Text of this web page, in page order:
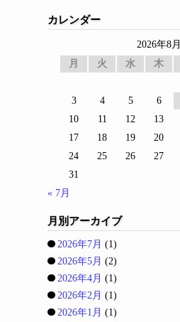
カレンダー
2026年8月
月
火 水 木
3
4 5 6
10
11 12 13
17
18 19 20
24
25 26 27
31
« 7月
月別アーカイブ
2026年7月 (1)
2026年5月 (2)
2026年4月 (1)
2026年2月 (1)
2026年1月 (1)